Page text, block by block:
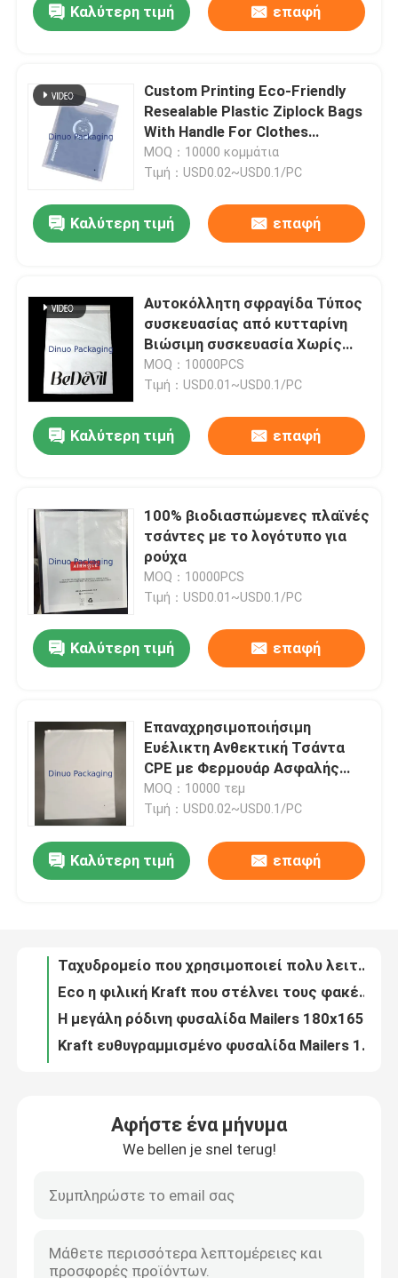
Προϊόντα
Βίντεο
Επισκέψεις στο εργοστάσιο
Έλεγχος ποιότητας
Τσάντες αλληλογραφίας φυσαλίδας
Καλύτερη τιμή επαφή
Custom Printing Eco-Friendly
Resealable Plastic Ziplock Bags
With Handle For Clothes
Packaging Bags Με χερούλι για
ρούχα
MOQ：10000 κομμάτια
Τιμή：USD0.02~USD0.1/PC
Καλύτερη τιμή επαφή
Αυτοκόλλητη σφραγίδα Τύπος
συσκευασίας από κυτταρίνη
Βιώσιμη συσκευασία Χωρίς
πλαστικό βιοδιασπώμενο
υλικό
MOQ：10000PCS
Τιμή：USD0.01~USD0.1/PC
Καλύτερη τιμή επαφή
100% βιοδιασπώμενες πλαϊνές
τσάντες με το λογότυπο για
ρούχα
MOQ：10000PCS
Τιμή：USD0.01~USD0.1/PC
Καλύτερη τιμή επαφή
Επαναχρησιμοποιήσιμη
Ευέλικτη Ανθεκτική Τσάντα
CPE με Φερμουάρ Ασφαλής
Σφράγιση Για Ρούχα Και
Μικροαντικείμενα
MOQ：10000 τεμ
Τιμή：USD0.02~USD0.1/PC
Καλύτερη τιμή επαφή
Ισχυρός αυτοκόλλητος φάκελος 345x465mm #K συσκευασίας φυσαλίδων της Kraft ελαφρύ
Kraft ευθυγραμμισμένο φυσαλίδα Mailers 165x255 #B6, άσπροι γεμισμένοι φάκελοι αποστολής
Αγγελιαφόρος που συσκευάζει το άσπρο πάχος φακέλων 190x275 #VD 125gsm περικαλυμμάτων φυσαλίδων
Φυσαλίδα Mailers της Kraft βιομηχανίας παράδοσης/στέλνοντας φάκελοι 245x330 #A4 φυσαλίδων
Αφήστε ένα μήνυμα
We bellen je snel terug!